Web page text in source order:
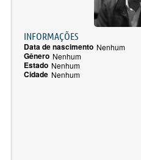
INFORMAÇÕES
Data de nascimento Nenhum
Gênero Nenhum
Estado Nenhum
Cidade Nenhum